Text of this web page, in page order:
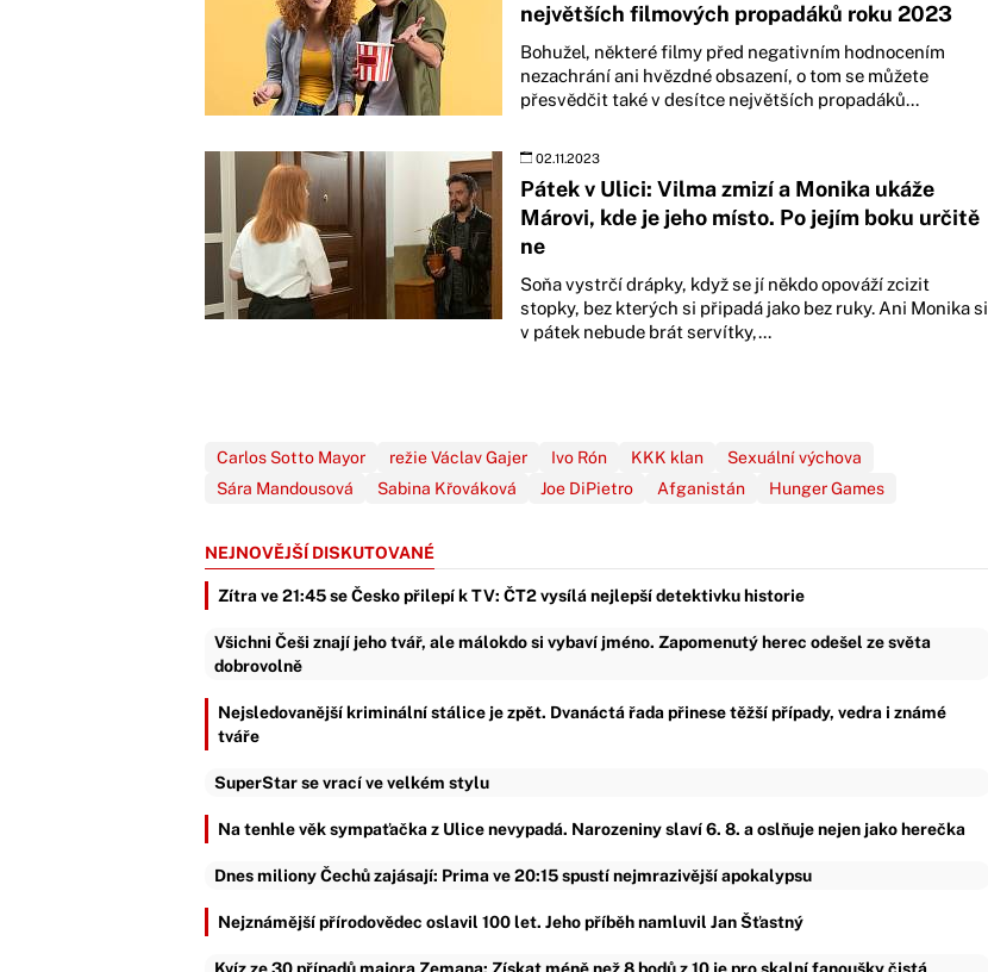
největších filmových propadáků roku 2023
Bohužel, některé filmy před negativním hodnocením
nezachrání ani hvězdné obsazení, o tom se můžete
přesvědčit také v desítce největších propadáků...
02.11.2023
Pátek v Ulici: Vilma zmizí a Monika ukáže
Márovi, kde je jeho místo. Po jejím boku určitě
ne
Soňa vystrčí drápky, když se jí někdo opováží zcizit
stopky, bez kterých si připadá jako bez ruky. Ani Monika si
v pátek nebude brát servítky,...
Carlos Sotto Mayor režie Václav Gajer Ivo Rón KKK klan
Sexuální výchova
Sára Mandousová
Sabina Křováková Joe DiPietro Afganistán Hunger Games
NEJNOVĚJŠÍ DISKUTOVANÉ
Zítra ve 21:45 se Česko přilepí k TV: ČT2 vysílá nejlepší detektivku historie
Všichni Češi znají jeho tvář, ale málokdo si vybaví jméno. Zapomenutý herec odešel ze světa
dobrovolně
Nejsledovanější kriminální stálice je zpět. Dvanáctá řada přinese těžší případy, vedra i známé
tváře
SuperStar se vrací ve velkém stylu
Na tenhle věk sympaťačka z Ulice nevypadá. Narozeniny slaví 6. 8. a oslňuje nejen jako herečka
Dnes miliony Čechů zajásají: Prima ve 20:15 spustí nejmrazivější apokalypsu
Nejznámější přírodovědec oslavil 100 let. Jeho příběh namluvil Jan Šťastný